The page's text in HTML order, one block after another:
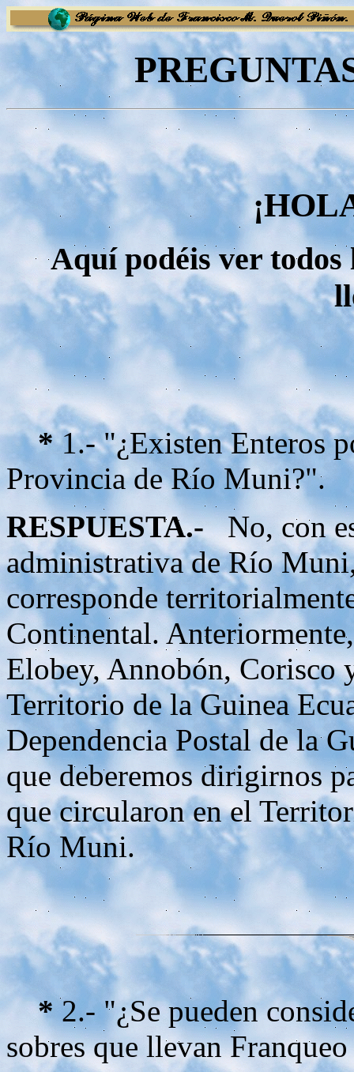
Aquí podéis ver todos
*1.- "¿Existen Enteros
Provincia de Río Muni?".
RESPUESTA.-No, con
administrativa de Río
corresponde
Continental.
Elobey, Annobón, Corisco
Territorio de la Guinea
Dependencia Postal de la
que deberemos dirigirnos
que circularon en el
Río Muni.
* 2.- "¿Se pueden
sobres que llevan